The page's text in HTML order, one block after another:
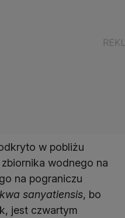
w pobliżu
wodnego na
na pograniczu
sanyatiensis, bo
jest czwartym